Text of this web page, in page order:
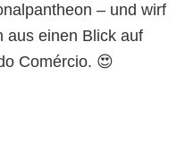
– und wirf
aus einen Blick auf
Comércio. 😍